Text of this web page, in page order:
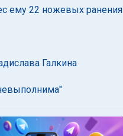
ему 22 ножевых ранения
Галкина